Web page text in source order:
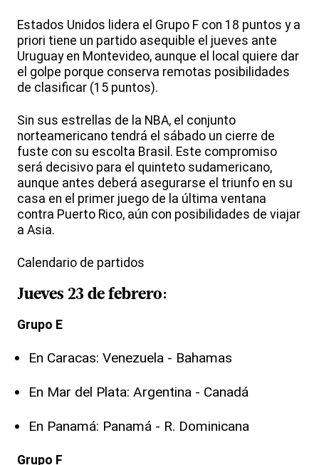
Estados Unidos lidera el Grupo F con 18 puntos y a
priori tiene un partido asequible el jueves ante
Uruguay en Montevideo, aunque el local quiere dar
el golpe porque conserva remotas posibilidades
de clasificar (15 puntos).
Sin sus estrellas de la NBA, el conjunto
norteamericano tendrá el sábado un cierre de
fuste con su escolta Brasil. Este compromiso
será decisivo para el quinteto sudamericano,
aunque antes deberá asegurarse el triunfo en su
casa en el primer juego de la última ventana
contra Puerto Rico, aún con posibilidades de viajar
a Asia.
Calendario de partidos
Jueves 23 de febrero:
Grupo E
En Caracas: Venezuela - Bahamas
En Mar del Plata: Argentina - Canadá
En Panamá: Panamá - R. Dominicana
Grupo F